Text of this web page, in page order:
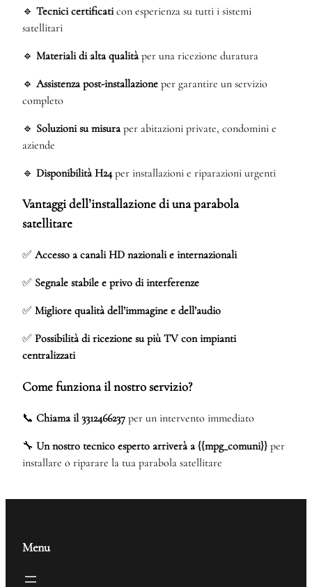
🔹 Tecnici certificaticon esperienza su tutti i sistemi
satellitari
🔹 Materiali di alta qualitàper una ricezione duratura
🔹 Assistenza post-installazione per garantire un servizio
completo
🔹 Soluzioni su misuraper abitazioni private, condomini e
aziende
🔹 Disponibilità H24per installazioni e riparazioni urgenti
Vantaggi dell’installazione di una parabola
satellitare
✅ Accesso a canali HD nazionali e internazionali
✅ Segnale stabile e privo di interferenze
✅ Migliore qualità dell’immagine e dell’audio
✅ Possibilità di ricezione su più TV con impianti
centralizzati
Come funziona il nostro servizio?
📞 Chiama il 3312466237 per un intervento immediato
🔧 Un nostro tecnico esperto arriverà a {{mpg_comuni}} per
installare o riparare la tua parabola satellitare
Menu